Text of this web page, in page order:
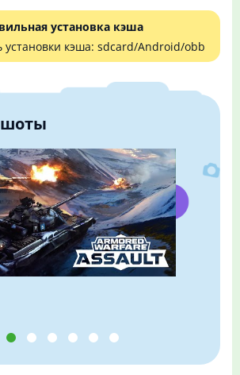
установка кэша
установки кэша: sdcard/Android/obb